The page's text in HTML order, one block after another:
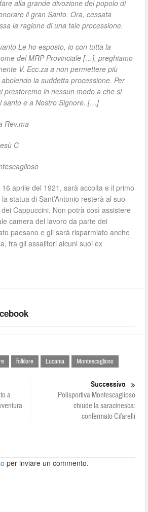
alla grande divozione del popolo di
il gran Santo. Ora, cessata
la ragione di una tale processione.
Le ho esposto, io con tutta la
del MRP Provinciale[…], preghiamo
V. Ecc.za a non permettere più
la suddetta processione. Per
presteremo in nessun modo a che si
santo e a Nostro Signore. […]
Rev.ma
C
aprile del 1921, sarà accolta e il primo
statua di Sant’Antonio resterà al suo
Cappuccini. Non potrà così assistere
camera del lavoro da parte dei
paesano e gli sarà risparmiato anche
fra gli assalitori alcuni suoi ex
folklore Lucania Montescaglioso
a
Successivo
Polisportiva Montescaglioso
chiude la saracinesca:
confermato Cifarelli
per inviare un commento.